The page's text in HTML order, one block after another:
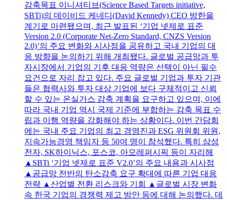
감축목표 이니셔티브(Science Based Targets initiative,
SBTi)의 데이비드 케네디(David Kennedy) CEO 방한을
계기로 마련됐으며, 최근 발표된 ‘기업 넷제로 표준
Version 2.0 (Corporate Net-Zero Standard, CNZS Version
2.0)’의 주요 변화와 시사점을 공유하고 국내 기업의 대
응 방향을 논의하기 위해 개최됐다. 글로벌 공급망과 투
자시장에서 기업의 기후 대응 역량은 선택이 아닌 필수
요건으로 자리 잡고 있다. 주요 글로벌 기업과 투자 기관
들은 협력사와 투자 대상 기업에 보다 구체적이고 신뢰
할 수 있는 온실가스 감축 계획을 요구하고 있으며, 이에
따라 국내 기업 역시 국제 기준에 부합하는 감축 목표 수
립과 이행 역량을 강화해야 하는 상황이다. 이번 간담회
에는 국내 주요 기업의 최고 경영진과 ESG 위원회 위원,
지속가능경영 책임자 등 50여 명이 참석했다. 특히 삼성
전자, SK하이닉스, 포스코, 아모레퍼시픽 등이 자리해
▲SBTi ‘기업 넷제로 표준 V2.0’의 주요 내용과 시사점
▲공급망 전반의 탄소감축 요구 확대에 따른 기업 대응
전략 ▲산업별 전환 리스크와 기회 ▲글로벌 시장 변화
속 한국 기업의 경쟁력 제고 방안 등에 대해 논의했다. 데